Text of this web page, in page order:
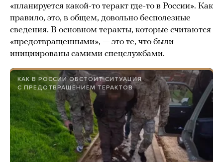
«планируется какой-то теракт где-то в России». Как
правило, это, в общем, довольно бесполезные
сведения. В основном теракты, которые считаются
«предотвращенными», — это те, что были
инициированы самими спецслужбами.
КАК В РОССИИ ОБСТОИТ СИТУАЦИЯ
С ПРЕДОТВРАЩЕНИЕМ ТЕРАКТОВ